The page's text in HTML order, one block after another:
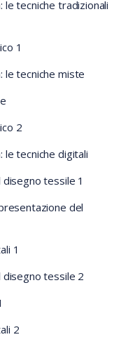
tecniche tradizionali
1
le tecniche miste
2
le tecniche digitali
tessile 1
del
1
tessile 2
2